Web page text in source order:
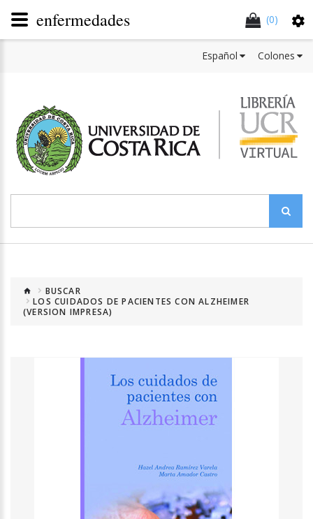
(0)
Colones
Español
BUSCAR
LOS CUIDADOS DE PACIENTES CON ALZHEIMER
(VERSION IMPRESA)
enfermedades